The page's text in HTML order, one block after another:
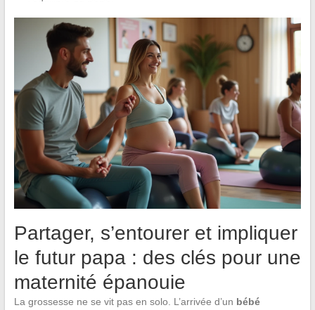
Partager, s’entourer et impliquer
le futur papa : des clés pour une
maternité épanouie
La grossesse ne se vit pas en solo. L’arrivée d’un bébé